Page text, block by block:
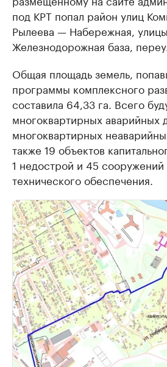
под КРТ попал район улиц
Рылеева — Набережная, улицы
Железнодорожная база,
Общая площадь земель,
программы комплексного
составила 64,33 га. Всего
многоквартирных аварийных
многоквартирных
также 19 объектов
1 недострой и 45
технического обеспечения.